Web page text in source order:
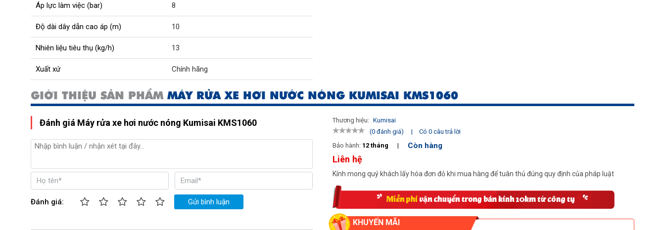
Áp lực làm việc (bar) 8
Độ dài dây dẫn cao áp (m) 10
Nhiên liệu tiêu thụ (kg/h) 13
Xuất xứ Chính hãng
GIỚI THIỆU SẢN PHẨM MÁY RỬA XE HƠI NƯỚC NÓNG KUMISAI KMS1060
Đánh giá Máy rửa xe hơi nước nóng Kumisai KMS1060
Đánh giá: Gửi bình luận
Thương hiệu: Kumisai
(0 đánh giá)
|
Có 0 câu trả lời
Bảo hành: 12 tháng | Còn hàng
Liên hệ
Kính mong quý khách lấy hóa đơn đỏ khi mua hàng để tuân thủ đúng quy định của pháp luật
KHUYẾN MÃI